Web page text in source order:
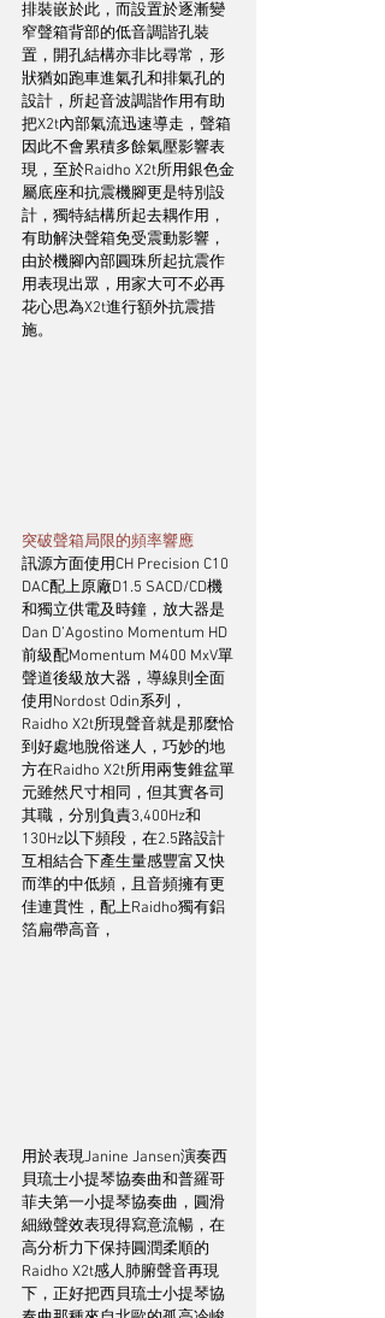
排裝嵌於此，而設置於逐漸變
窄聲箱背部的低音調諧孔裝
置，開孔結構亦非比尋常，形
狀猶如跑車進氣孔和排氣孔的
設計，所起音波調諧作用有助
把X2t內部氣流迅速導走，聲箱
因此不會累積多餘氣壓影響表
現，至於Raidho X2t所用銀色金
屬底座和抗震機腳更是特別設
計，獨特結構所起去耦作用，
有助解決聲箱免受震動影響，
由於機腳內部圓珠所起抗震作
用表現出眾，用家大可不必再
花心思為X2t進行額外抗震措
施。
突破聲箱局限的頻率響應
訊源方面使用CH Precision C10
DAC配上原廠D1.5 SACD/CD機
和獨立供電及時鐘，放大器是
Dan D’Agostino Momentum HD
前級配Momentum M400 MxV單
聲道後級放大器，導線則全面
使用Nordost Odin系列，
Raidho X2t所現聲音就是那麼恰
到好處地脫俗迷人，巧妙的地
方在Raidho X2t所用兩隻錐盆單
元雖然尺寸相同，但其實各司
其職，分別負責3,400Hz和
130Hz以下頻段，在2.5路設計
互相結合下產生量感豐富又快
而準的中低頻，且音頻擁有更
佳連貫性，配上Raidho獨有鋁
箔扁帶高音，
用於表現Janine Jansen演奏西
貝琉士小提琴協奏曲和普羅哥
菲夫第一小提琴協奏曲，圓滑
細緻聲效表現得寫意流暢，在
高分析力下保持圓潤柔順的
Raidho X2t感人肺腑聲音再現
下，正好把西貝琉士小提琴協